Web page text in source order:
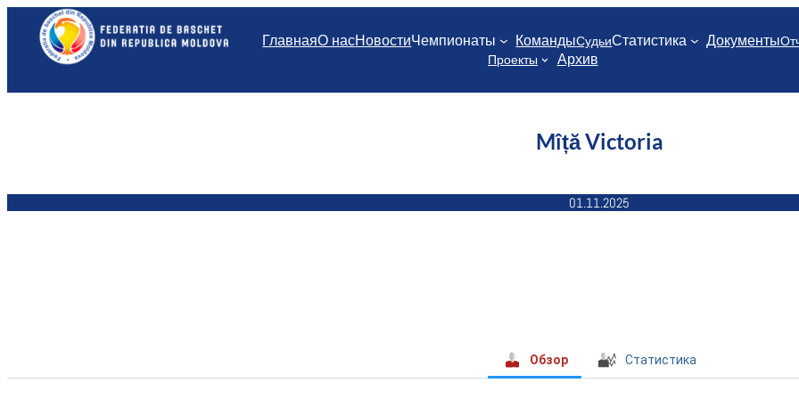
Перейти
содержимому
ГлавнаяО насНовостиЧемпионаты КомандыСудьиСтатистика Документы
Проекты
Архив
Mîță Victoria
01.11.2025
Обзор Статистика